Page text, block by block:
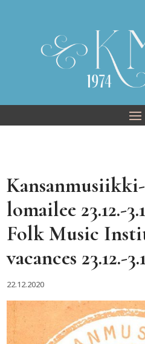
lomailee 23.12.-
Folk Music
vacances 23.12.-
22.12.2020